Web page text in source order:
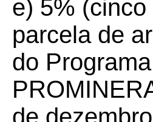
e) 5%
parcela de
do
de